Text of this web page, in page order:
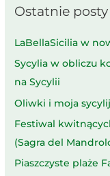
Ostatnie posty
LaBellaSicilia w
Sycylia w obliczu
na Sycylii
Oliwki i moja
Festiwal
(Sagra del
Piaszczyste plaże